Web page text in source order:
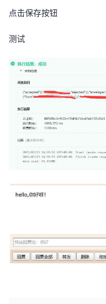
点击保存按钮
测试